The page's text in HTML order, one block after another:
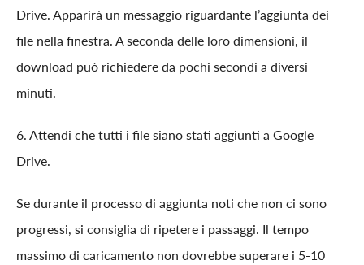
Drive. Apparirà un messaggio riguardante l’aggiunta dei
file nella finestra. A seconda delle loro dimensioni, il
download può richiedere da pochi secondi a diversi
minuti.
6. Attendi che tutti i file siano stati aggiunti a Google
Drive.
Se durante il processo di aggiunta noti che non ci sono
progressi, si consiglia di ripetere i passaggi. Il tempo
massimo di caricamento non dovrebbe superare i 5-10